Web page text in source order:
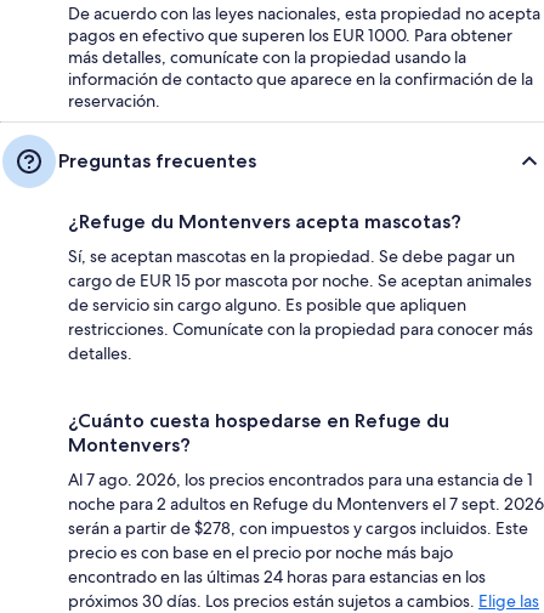
De acuerdo con las leyes nacionales, esta propiedad no acepta
pagos en efectivo que superen los EUR 1000. Para obtener
más detalles, comunícate con la propiedad usando la
información de contacto que aparece en la confirmación de la
reservación.
Preguntas frecuentes
¿Refuge du Montenvers acepta mascotas?
Sí, se aceptan mascotas en la propiedad. Se debe pagar un
cargo de EUR 15 por mascota por noche. Se aceptan animales
de servicio sin cargo alguno. Es posible que apliquen
restricciones. Comunícate con la propiedad para conocer más
detalles.
¿Cuánto cuesta hospedarse en Refuge du
Montenvers?
Al 7 ago. 2026, los precios encontrados para una estancia de 1
noche para 2 adultos en Refuge du Montenvers el 7 sept. 2026
serán a partir de $278, con impuestos y cargos incluidos. Este
precio es con base en el precio por noche más bajo
encontrado en las últimas 24 horas para estancias en los
próximos 30 días. Los precios están sujetos a cambios. Elige las